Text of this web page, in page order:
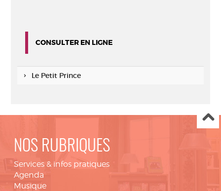
CONSULTER EN LIGNE
Le Petit Prince
NOS RUBRIQUES
Services & infos pratiques
Agenda
Musique